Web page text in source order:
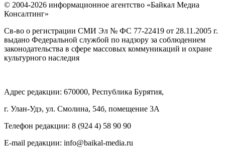
© 2004-2026 информационное агентство «Байкал Медиа
Консалтинг»
Св-во о регистрации СМИ Эл № ФС 77-22419 от 28.11.2005 г.
выдано Федеральной службой по надзору за соблюдением
законодательства в сфере массовых коммуникаций и охране
культурного наследия
Адрес редакции: 670000, Республика Бурятия,
г. Улан-Удэ, ул. Смолина, 54б, помещение 3А
Телефон редакции: ‎‎8 (924 4) 58 90 90
E-mail редакции: info@baikal-media.ru